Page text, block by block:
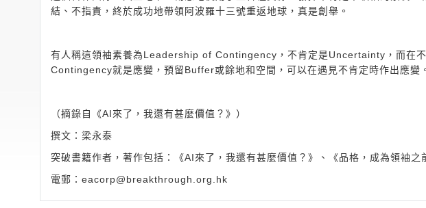
結、不指責，終於成功地帶領阿波羅十三號重返地球，真是創舉。
有人稱這領袖素養為Leadership of Contingency，不肯定是Uncertainty，而在
Contingency就是應變，預留Buffer或餘地和空間，可以在遇見不肯定時作出應變。
（摘錄自《AI來了，我還有甚麼價值？》）
撰文：梁永泰
突破書籍作者，著作包括：《AI來了，我還有甚麼價值？》、《品格，成為領袖之
電郵： eacorp@breakthrough.org.hk